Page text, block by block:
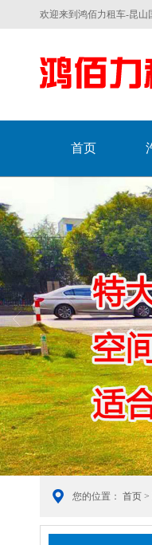
欢迎来到鸿佰力租车-昆山
首页
您的位置： 首页 >